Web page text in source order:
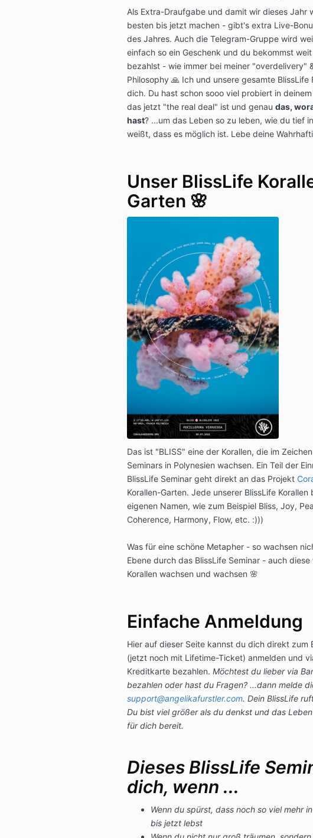
Als Extra-Draufgabe und damit wir dieses Jahr
besten bis jetzt machen - gibt's extra Live-
des Jahres. Auch die Telegram-Gruppe wird
einfach so ein Geschenk und du bekommst
bezahlst - wie immer bei meiner "overdelivery"
Philosophy 🙏 Ich und unsere gesamte BlissLife
dich. Du hast schon sooo viel probiert in
das jetzt "the real deal" ist und genau das,
hast? ...um das Leben so zu leben, wie du tief
weißt, dass es möglich ist. Lebe deine
Unser BlissLife
Garten 🌸
Das ist "BLISS" eine der Korallen, die im
Seminars in Polynesien wachsen. Ein Teil der
BlissLife Seminar geht direkt an das Projekt
Korallen-Garten. Jede unserer BlissLife Korallen
eigenen Namen, wie zum Beispiel Bliss, Joy,
Coherence, Harmony, Flow, etc. :)))
Was für eine schöne Metapher - so wachsen
Ebene durch das BlissLife Seminar - auch
Korallen wachsen und wachsen 🌸
Einfache Anmeldung
Hier auf dieser Seite kannst du dich direkt zum
(jetzt noch mit Lifetime-Ticket) anmelden und
Kreditkarte bezahlen. Möchtest du lieber via
bezahlen oder hast du Fragen? ...dann melde
support@angelikafurstler.com. Dein BlissLife
Du bist viel größer als du denkst und das
für dich bereit.
Dieses BlissLife
dich, wenn ...
Wenn du spürst, dass noch so viel mehr
bis jetzt lebst